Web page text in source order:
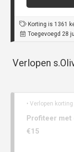
Korting is 1361
Toegevoegd 28
Verlopen
• Verlopen korting
Profiteer met
€15